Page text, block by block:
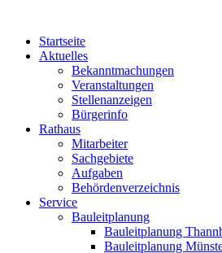
Startseite
Aktuelles
Bekanntmachungen
Veranstaltungen
Stellenanzeigen
Bürgerinfo
Rathaus
Mitarbeiter
Sachgebiete
Aufgaben
Behördenverzeichnis
Service
Bauleitplanung
Bauleitplanung
Bauleitplanung